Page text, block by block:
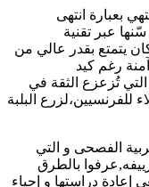
بعبارة انتهى
عبر تقنية
يتمتع بقدر عالي من
رغم كيد
تُزعزع الثقة في
للفرنسيين،لزرع البلبة
الفصحى و التي
بالطرق
إعادة دراستها و إحياء